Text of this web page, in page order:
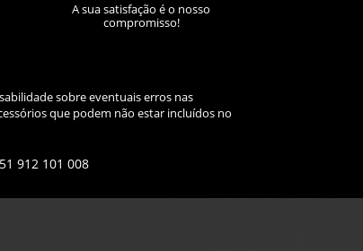
A sua satisfação é o nosso
compromisso!
sobre eventuais erros nas
que podem não estar incluídos no
912 101 008